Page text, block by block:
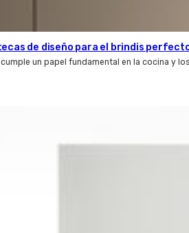
de diseño para el brindis
un papel fundamental en la cocina y